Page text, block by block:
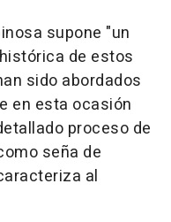
supone "un
de estos
sido abordados
en esta ocasión
proceso de
seña de
al